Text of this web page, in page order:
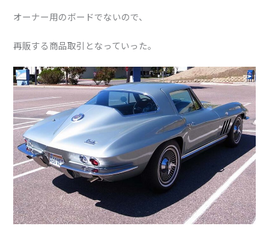
オーナー用のボードでないので、
再販する商品取引となっていった。